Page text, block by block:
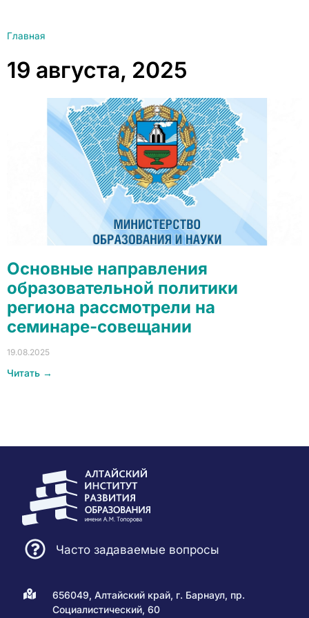
Главная
19 августа, 2025
Основные направления
образовательной политики
региона рассмотрели на
семинаре-совещании
19.08.2025
Читать →
Часто задаваемые вопросы
656049, Алтайский край, г. Барнаул, пр.
Социалистический, 60